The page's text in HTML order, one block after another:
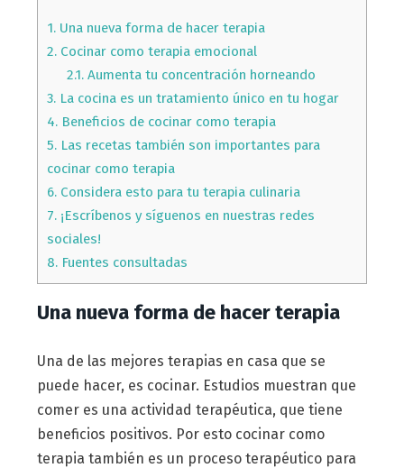
1.Una nueva forma de hacer terapia
2.Cocinar como terapia emocional
2.1. Aumenta tu concentración horneando
3.La cocina es un tratamiento único en tu hogar
4.Beneficios de cocinar como terapia
5.Las recetas también son importantes para
cocinar como terapia
6.Considera esto para tu terapia culinaria
7.¡Escríbenos y síguenos en nuestras redes
sociales!
8.Fuentes consultadas
Una nueva forma de hacer terapia
Una de las mejores terapias en casa que se
puede hacer, es cocinar. Estudios muestran que
comer es una actividad terapéutica, que tiene
beneficios positivos. Por esto cocinar como
terapia también es un proceso terapéutico para